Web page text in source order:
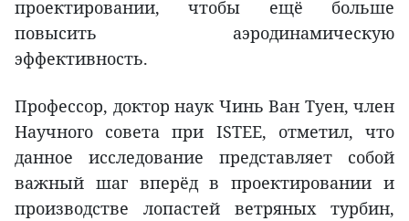
проектировании, чтобы ещё больше
повысить аэродинамическую
эффективность.
Профессор, доктор наук Чинь Ван Туен, член
Научного совета при ISTEE, отметил, что
данное исследование представляет собой
важный шаг вперёд в проектировании и
производстве лопастей ветряных турбин,